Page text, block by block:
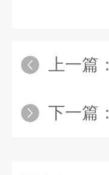
上一篇：
下一篇：